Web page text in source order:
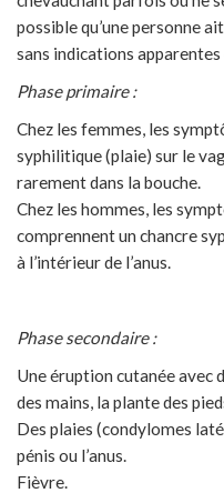
possible qu’une personne
sans indications apparentes
Phase primaire :
Chez les femmes, les
syphilitique (plaie) sur le
rarement dans la bouche.
Chez les hommes, les
comprennent un chancre
à l’intérieur de l’anus.
Phase secondaire :
Une éruption cutanée avec
des mains, la plante des
Des plaies (condylomes
pénis ou l’anus.
Fièvre.